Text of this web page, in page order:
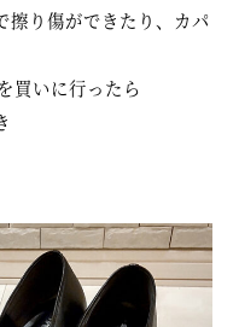
り傷ができたり、カパ
買いに行ったら